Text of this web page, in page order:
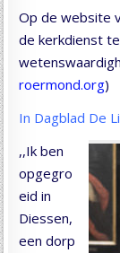
Op de website
de kerkdienst
roermond.org)
In Dagblad De
,,Ik ben
opgegro
eid in
Diessen,
een dorp